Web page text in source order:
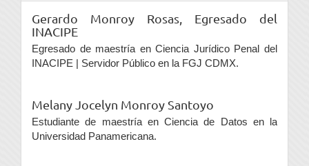
Gerardo Monroy Rosas, Egresado del
INACIPE
Egresado de maestría en Ciencia Jurídico Penal del
INACIPE | Servidor Público en la FGJ CDMX.
Melany Jocelyn Monroy Santoyo
Estudiante de maestría en Ciencia de Datos en la
Universidad Panamericana.